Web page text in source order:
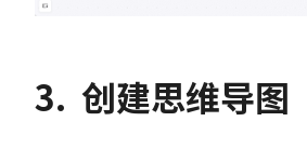
3. 创建思维导图